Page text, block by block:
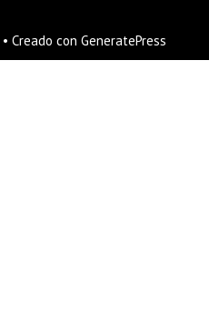
• Creado con GeneratePress